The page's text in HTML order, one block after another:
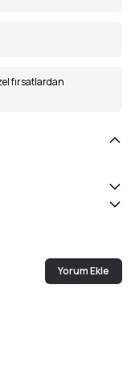
fırsatlardan
Yorum Ekle